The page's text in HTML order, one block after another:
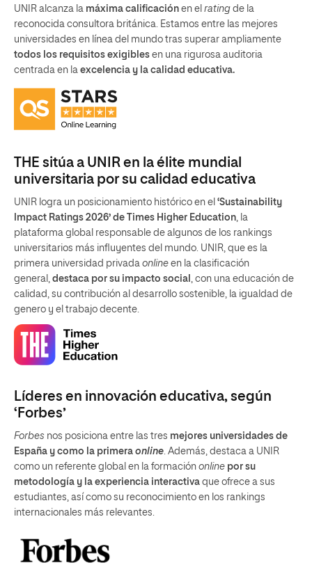
UNIR alcanza la máxima calificación en el rating de la
reconocida consultora británica. Estamos entre las mejores
universidades en línea del mundo tras superar ampliamente
todos los requisitos exigibles en una rigurosa auditoria
centrada en la excelencia y la calidad educativa.
THE sitúa a UNIR en la élite mundial
universitaria por su calidad educativa
UNIR logra un posicionamiento histórico en el ‘Sustainability
Impact Ratings 2026’ de Times Higher Education , la
plataforma global responsable de algunos de los rankings
universitarios más influyentes del mundo. UNIR, que es la
primera universidad privada online en la clasificación
general, destaca por su impacto social
, con una educación de
calidad, su contribución al desarrollo sostenible, la igualdad de
genero y el trabajo decente.
Líderes en innovación educativa, según
‘Forbes’
Forbes nos posiciona entre las tres mejores universidades de
España y como la primera online. Además, destaca a UNIR
como un referente global en la formación online por su
metodología y la experiencia interactiva que ofrece a sus
estudiantes, así como su reconocimiento en los rankings
internacionales más relevantes.